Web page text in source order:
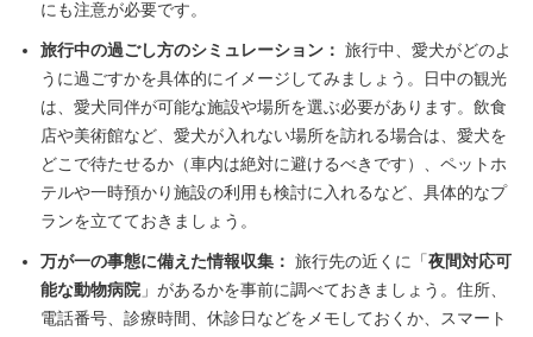
にも注意が必要です。
旅行中の過ごし方のシミュレーション： 旅行中、愛犬がどのよ
うに過ごすかを具体的にイメージしてみましょう。日中の観光
は、愛犬同伴が可能な施設や場所を選ぶ必要があります。飲食
店や美術館など、愛犬が入れない場所を訪れる場合は、愛犬を
どこで待たせるか（車内は絶対に避けるべきです）、ペットホ
テルや一時預かり施設の利用も検討に入れるなど、具体的なプ
ランを立てておきましょう。
万が一の事態に備えた情報収集： 旅行先の近くに「 夜間対応可
能な動物病院」があるかを事前に調べておきましょう。住所、
電話番号、診療時間、休診日などをメモしておくか、スマート